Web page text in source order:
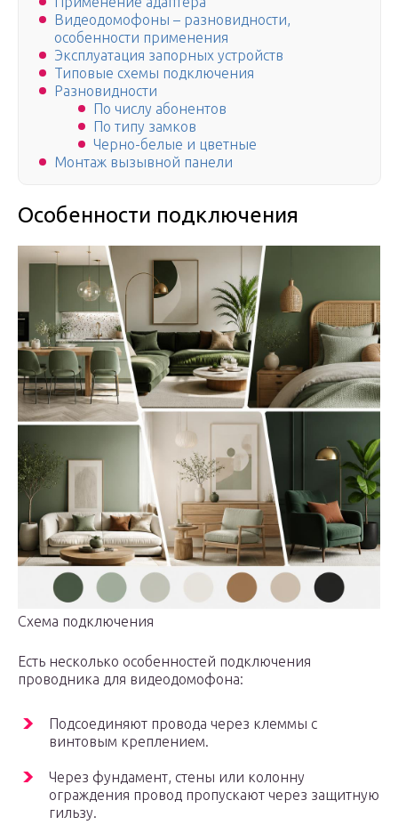
Видеодомофоны – разновидности,
особенности применения
Эксплуатация запорных устройств
Типовые схемы подключения
Разновидности
По числу абонентов
По типу замков
Черно-белые и цветные
Монтаж вызывной панели
Особенности подключения
Схема подключения
Есть несколько особенностей подключения
проводника для видеодомофона:
Подсоединяют провода через клеммы с
винтовым креплением.
Через фундамент, стены или колонну
ограждения провод пропускают через защитную
гильзу.